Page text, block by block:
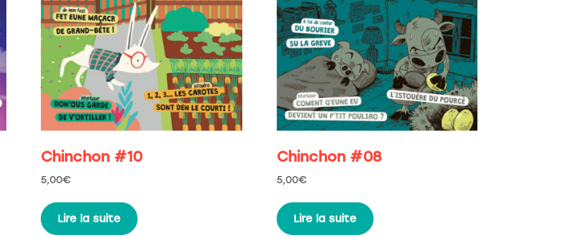
Chinchon #10
5,00€
Lire la suite
Chinchon #08
5,00€
Lire la suite